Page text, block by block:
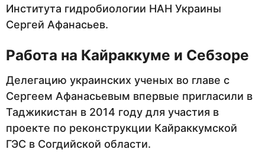
Института гидробиологии НАН Украины
Сергей Афанасьев.
Работа на Кайраккуме и Себзоре
Делегацию украинских ученых во главе с
Сергеем Афанасьевым впервые пригласили в
Таджикистан в 2014 году для участия в
проекте по реконструкции Кайраккумской
ГЭС в Согдийской области.